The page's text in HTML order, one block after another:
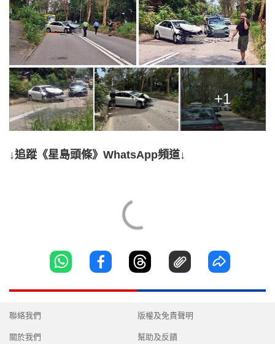
+1
↓追蹤《星島頭條》WhatsApp頻道↓
聯絡我們
關於我們
版權及免責聲明
幫助及反饋